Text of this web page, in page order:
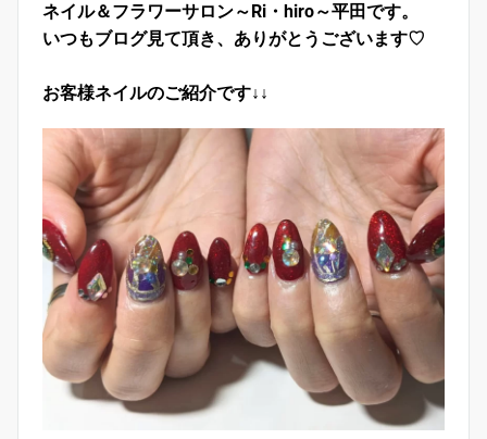
ネイル＆フラワーサロン～Ri・hiro～平田です。
いつもブログ見て頂き、ありがとうございます♡
お客様ネイルのご紹介です↓↓